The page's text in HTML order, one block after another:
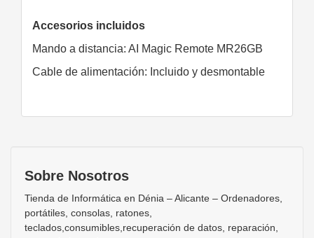
Accesorios incluidos
Mando a distancia: AI Magic Remote MR26GB
Cable de alimentación: Incluido y desmontable
Sobre Nosotros
Tienda de Informática en Dénia – Alicante – Ordenadores,
portátiles, consolas, ratones,
teclados,consumibles,recuperación de datos, reparación,